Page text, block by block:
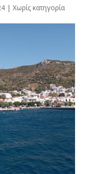
| Χωρίς κατηγορία